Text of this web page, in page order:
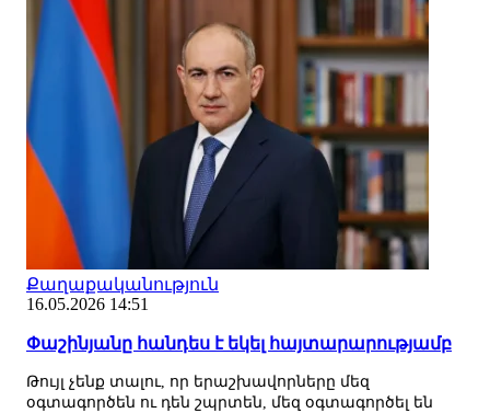
Քաղաքականություն
16.05.2026 14:51
Փաշինյանը հանդես է եկել հայտարարությամբ
Թույլ չենք տալու, որ երաշխավորները մեզ
օգտագործեն ու դեն շպրտեն, մեզ օգտագործել են